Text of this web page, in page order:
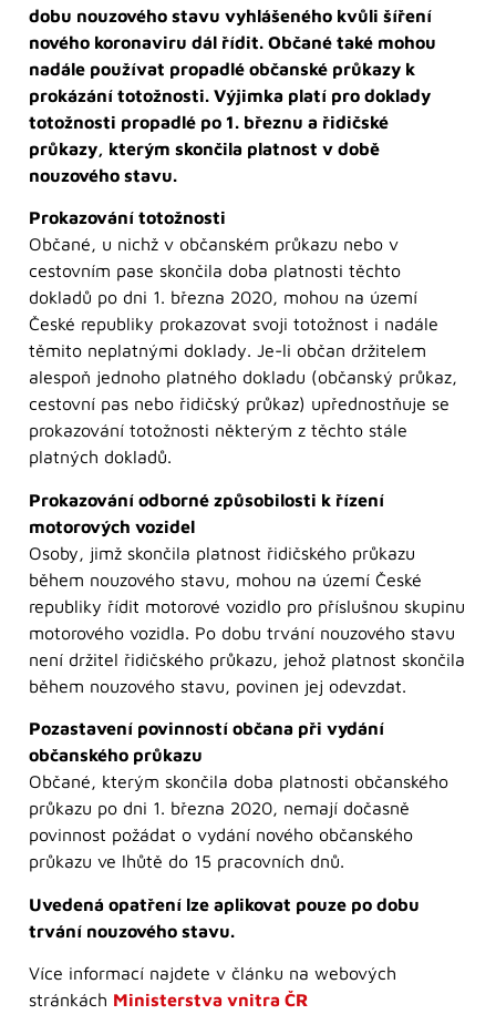
dobu nouzového stavu vyhlášeného kvůli šíření
nového koronaviru dál řídit. Občané také mohou
nadále používat propadlé občanské průkazy k
prokázání totožnosti. Výjimka platí pro doklady
totožnosti propadlé po 1. březnu a řidičské
průkazy, kterým skončila platnost v době
nouzového stavu.
Prokazování totožnosti
Občané, u nichž v občanském průkazu nebo v
cestovním pase skončila doba platnosti těchto
dokladů po dni 1. března 2020, mohou na území
České republiky prokazovat svoji totožnost i nadále
těmito neplatnými doklady. Je-li občan držitelem
alespoň jednoho platného dokladu (občanský průkaz,
cestovní pas nebo řidičský průkaz) upřednostňuje se
prokazování totožnosti některým z těchto stále
platných dokladů.
Prokazování odborné způsobilosti k řízení
motorových vozidel
Osoby, jimž skončila platnost řidičského průkazu
během nouzového stavu, mohou na území České
republiky řídit motorové vozidlo pro příslušnou skupinu
motorového vozidla. Po dobu trvání nouzového stavu
není držitel řidičského průkazu, jehož platnost skončila
během nouzového stavu, povinen jej odevzdat.
Pozastavení povinností občana při vydání
občanského průkazu
Občané, kterým skončila doba platnosti občanského
průkazu po dni 1. března 2020, nemají dočasně
povinnost požádat o vydání nového občanského
průkazu ve lhůtě do 15 pracovních dnů.
Uvedená opatření lze aplikovat pouze po dobu
trvání nouzového stavu.
Více informací najdete v článku na webových
stránkách Ministerstva vnitra ČR